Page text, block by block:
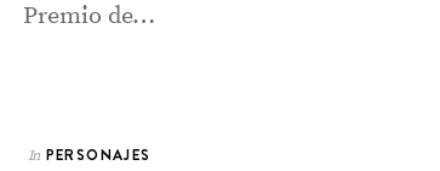
Premio de…
In PERSONAJES